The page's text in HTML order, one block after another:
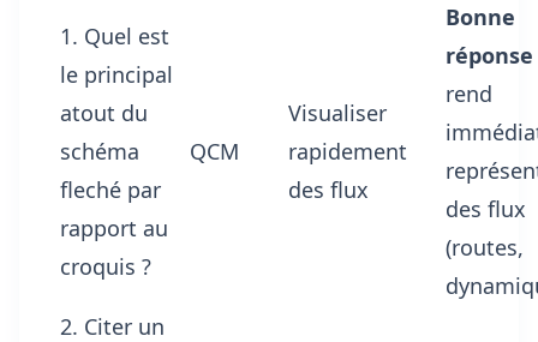
1. Quel est
le principal
atout du
schéma
fleché par
rapport au
croquis ?
QCM
Visualiser
rapidement
des flux
Bonne
réponse
rend
des flux
(routes,
2. Citer un